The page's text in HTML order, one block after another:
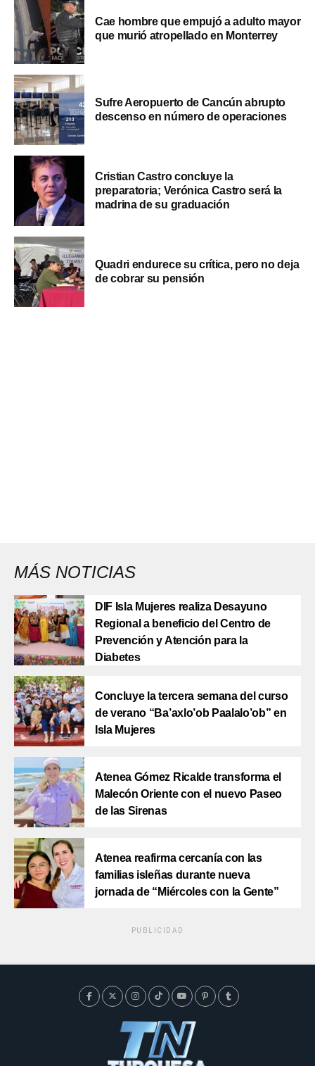
Cae hombre que empujó a adulto mayor
que murió atropellado en Monterrey
Sufre Aeropuerto de Cancún abrupto
descenso en número de operaciones
Cristian Castro concluye la
preparatoria; Verónica Castro será la
madrina de su graduación
Quadri endurece su crítica, pero no deja
de cobrar su pensión
MÁS NOTICIAS
DIF Isla Mujeres realiza Desayuno
Regional a beneficio del Centro de
Prevención y Atención para la
Diabetes
Concluye la tercera semana del curso
de verano “Ba’axlo’ob Paalalo’ob” en
Isla Mujeres
Atenea Gómez Ricalde transforma el
Malecón Oriente con el nuevo Paseo
de las Sirenas
Atenea reafirma cercanía con las
familias isleñas durante nueva
jornada de “Miércoles con la Gente”
PUBLICIDAD